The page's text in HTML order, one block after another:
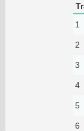
1
2
3
4
5
6